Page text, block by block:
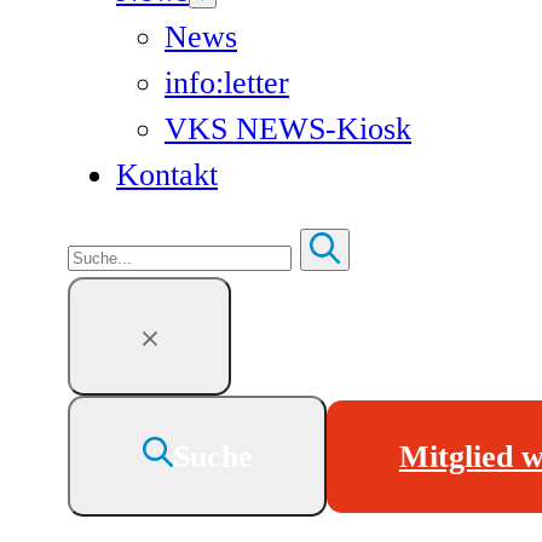
News
info:letter
VKS NEWS-Kiosk
Kontakt
Suchen
Suche Mitglied